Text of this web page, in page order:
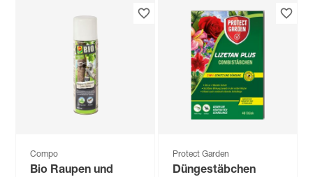
Compo
Bio Raupen und
Protect Garden
Düngestäbchen